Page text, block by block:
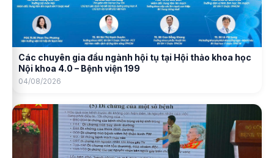
Các chuyên gia đầu ngành hội tụ tại Hội thảo khoa học
Nội khoa 4.0 – Bệnh viện 199
04/08/2026